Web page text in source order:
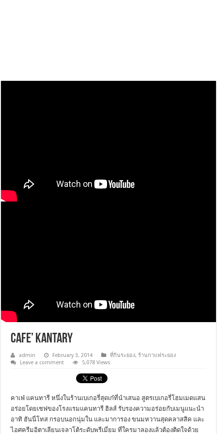
Cafe’ Kantary
admin February 3, 2014 ที่กินระยอง, ร้านกาแฟระยอง
Leave a comment
5,078 Views
คาเฟ่ แคนทารี หนึ่งในร้านเบเกอรี่สุดเก๋ที่นำเสนอ สูตรเบเกอรี่โฮมเมดแสน
อร่อยโดยเชฟของโรงแรมแคนทารี ฮิลส์ รับรองความอร่อยกับเมนูแนะนำ
อาทิ ฮันนี่โทส กรอบนอกนุ่มใน และมาการอง ขนมหวานสุดคลาสสิค และ
ไอศครีมอิตาเลียนเจลาโต้ระดับพรีเมี่ยม ที่ใครมาลองแล้วต้องติดใจด้วย